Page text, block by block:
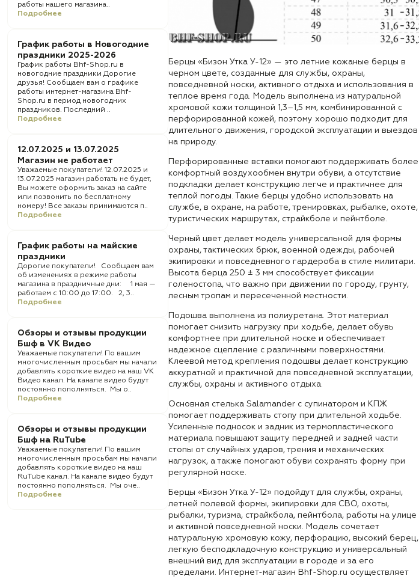
работы нашего магазина..
Подробнее
График работы в Новогодние
праздники 2025-2026
График работы Bhf-Shop.ru в
новогодние праздники Дорогие
друзья! Сообщаем вам о графике
работы интернет-магазина Bhf-
Shop.ru в период новогодних
праздников. Последний ..
Подробнее
12.07.2025 и 13.07.2025
Магазин не работает
Уважаемые покупатели! 12.07.2025 и
13.07.2025 магазин работать не будет,
Вы можете оформить заказ на сайте
или позвонить по бесплатному
номеру! Все заказы принимаются п..
Подробнее
График работы на майские
праздники
Дорогие покупатели! Сообщаем вам
об изменениях в режиме работы
магазина в праздничные дни: 1 мая —
работаем с 10:00 до 17:00. 2, 3..
Подробнее
Обзоры и отзывы продукции
Бшф в VK Видео
Уважаемые покупатели! По вашим
многочисленным просьбам мы начали
добавлять короткие видео на наш VK
Видео канал. На канале видео будут
постоянно пополняться. Мы о..
Подробнее
Обзоры и отзывы продукции
Бшф на RuTube
Уважаемые покупатели! По вашим
многочисленным просьбам мы начали
добавлять короткие видео на наш
RuTube канал. На канале видео будут
постоянно пополняться. Мы оче..
Подробнее
Берцы «Бизон Утка У-12» — это летние кожаные берцы в
черном цвете, созданные для службы, охраны,
повседневной носки, активного отдыха и использования в
теплое время года. Модель выполнена из натуральной
хромовой кожи толщиной 1,3–1,5 мм, комбинированной с
перфорированной кожей, поэтому хорошо подходит для
длительного движения, городской эксплуатации и выездов
на природу.
Перфорированные вставки помогают поддерживать более
комфортный воздухообмен внутри обуви, а отсутствие
подкладки делает конструкцию легче и практичнее для
теплой погоды. Такие берцы удобно использовать на
службе, в охране, на работе, тренировках, рыбалке, охоте,
туристических маршрутах, страйкболе и пейнтболе.
Черный цвет делает модель универсальной для формы
охраны, тактических брюк, военной одежды, рабочей
экипировки и повседневного гардероба в стиле милитари.
Высота берца 250 ± 3 мм способствует фиксации
голеностопа, что важно при движении по городу, грунту,
лесным тропам и пересеченной местности.
Подошва выполнена из полиуретана. Этот материал
помогает снизить нагрузку при ходьбе, делает обувь
комфортнее при длительной носке и обеспечивает
надежное сцепление с различными поверхностями.
Клеевой метод крепления подошвы делает конструкцию
аккуратной и практичной для повседневной эксплуатации,
службы, охраны и активного отдыха.
Основная стелька Salamander с супинатором и КПЖ
помогает поддерживать стопу при длительной ходьбе.
Усиленные подносок и задник из термопластического
материала повышают защиту передней и задней части
стопы от случайных ударов, трения и механических
нагрузок, а также помогают обуви сохранять форму при
регулярной носке.
Берцы «Бизон Утка У-12» подойдут для службы, охраны,
летней полевой формы, экипировки для СВО, охоты,
рыбалки, туризма, страйкбола, пейнтбола, работы на улице
и активной повседневной носки. Модель сочетает
натуральную хромовую кожу, перфорацию, высокий берец,
легкую бесподкладочную конструкцию и универсальный
внешний вид для эксплуатации в городе и за его
пределами. Интернет-магазин Bhf-Shop.ru осуществляет